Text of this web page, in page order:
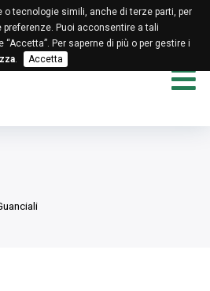
o tecnologie simili, anche di terze parti, per
Puoi acconsentire a tali
Per saperne di più o per gestire i
. Accetta